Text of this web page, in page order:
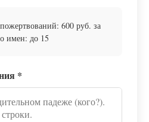
600 руб. за
имен: до 15
*